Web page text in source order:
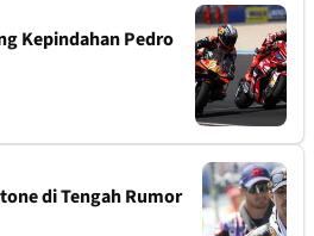
Kepindahan Pedro
di Tengah Rumor